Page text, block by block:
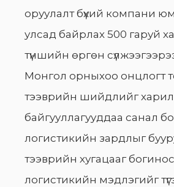
оруулалт бүхий компани
улсад байрлах 500 гаруй
түншийн өргөн
Монгол орныхоо онцлогт
тээврийн шийдлийг
байгууллагууддаа санал
логистикийн зардлыг
тээврийн хугацааг
логистикийн мэдлэгийг